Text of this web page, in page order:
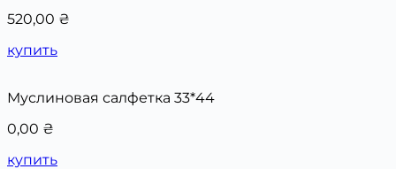
520,00 ₴
купить
Муслиновая салфетка 33*44
0,00 ₴
купить